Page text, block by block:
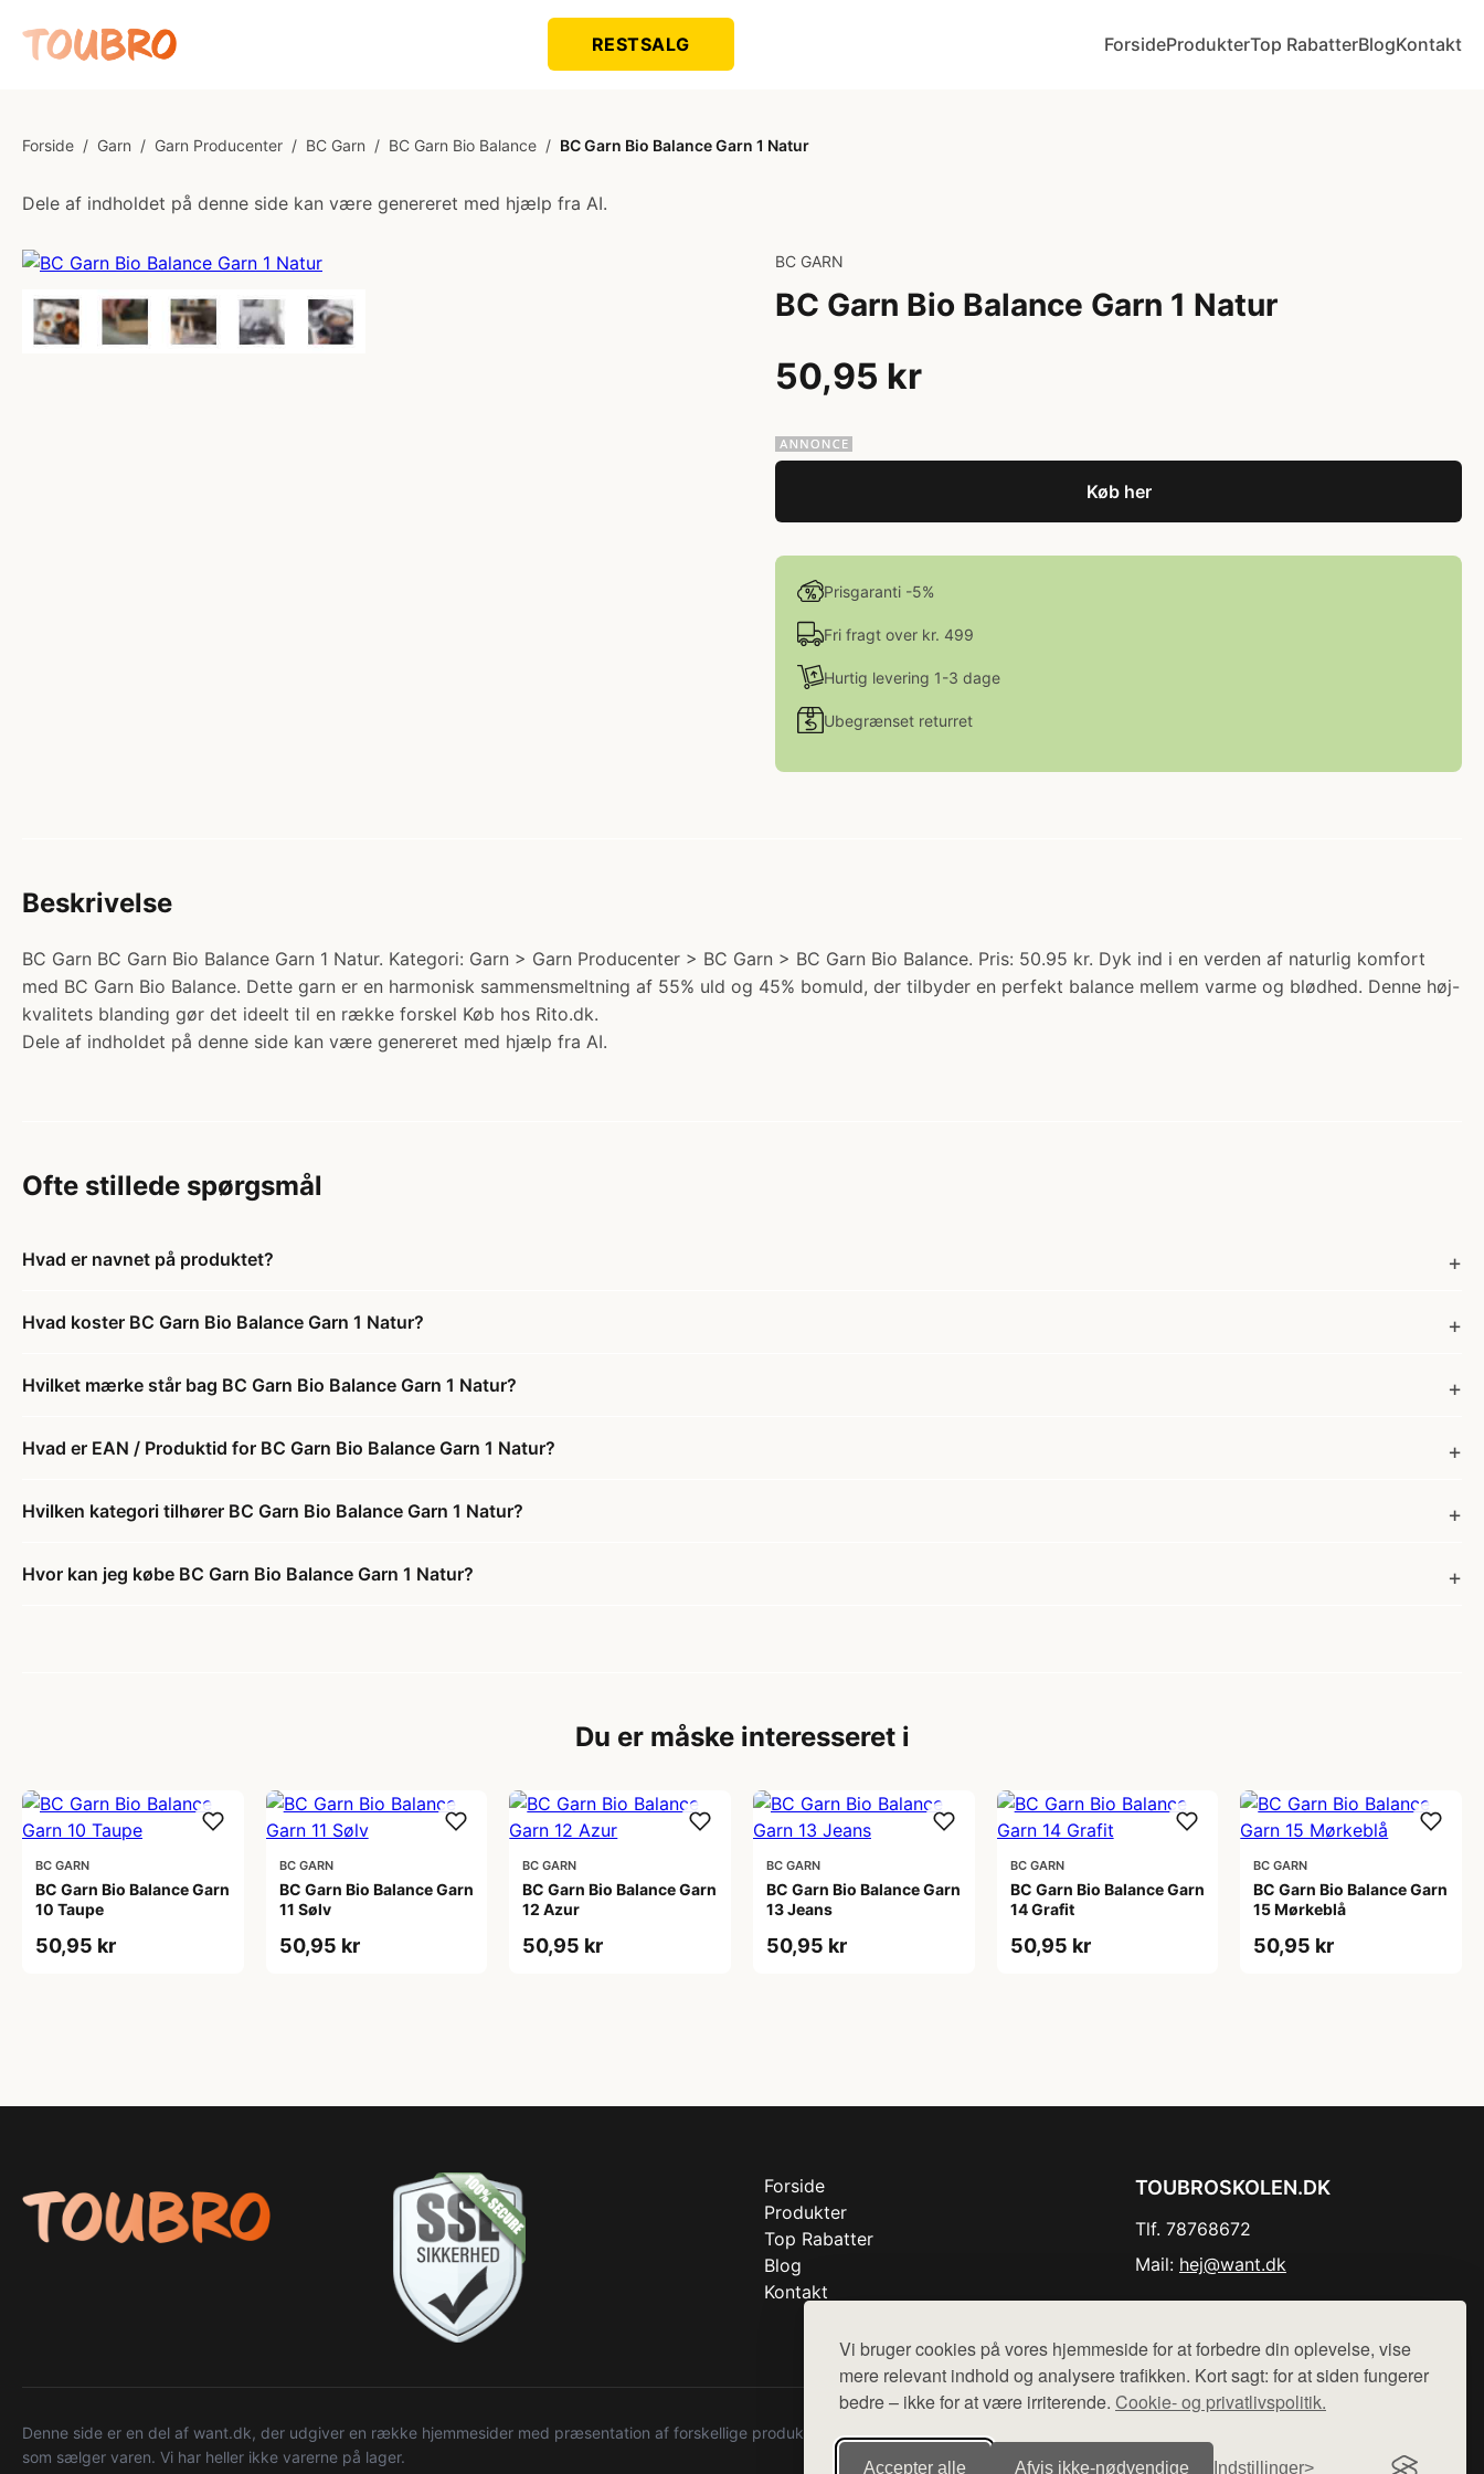
Vi bruger cookies på vores hjemmeside for at forbedre din oplevelse, vise
mere relevant indhold og analysere trafikken. Kort sagt: for at siden fungerer
bedre – ikke for at være irriterende. Cookie- og privatlivspolitik.
Accepter alle Afvis ikke‑nødvendige Indstillinger
RESTSALG ForsideProdukterTop RabatterBlogKontakt
Forside / Garn / Garn Producenter / BC Garn / BC Garn Bio Balance / BC Garn Bio Balance Garn 1 Natur
Dele af indholdet på denne side kan være genereret med hjælp fra AI.
BC GARN
BC Garn Bio Balance Garn 1 Natur
50,95 kr
Køb her
Prisgaranti -5%
Fri fragt over kr. 499
Hurtig levering 1-3 dage
Ubegrænset returret
Beskrivelse
BC Garn BC Garn Bio Balance Garn 1 Natur. Kategori: Garn > Garn Producenter > BC Garn > BC Garn Bio Balance. Pris: 50.95 kr. Dyk ind i en verden af naturlig komfort
med BC Garn Bio Balance. Dette garn er en harmonisk sammensmeltning af 55% uld og 45% bomuld, der tilbyder en perfekt balance mellem varme og blødhed. Denne høj-
kvalitets blanding gør det ideelt til en række forskel Køb hos Rito.dk.
Dele af indholdet på denne side kan være genereret med hjælp fra AI.
Ofte stillede spørgsmål
Hvad er navnet på produktet?
Hvad koster BC Garn Bio Balance Garn 1 Natur?
Hvilket mærke står bag BC Garn Bio Balance Garn 1 Natur?
Hvad er EAN / Produktid for BC Garn Bio Balance Garn 1 Natur?
Hvilken kategori tilhører BC Garn Bio Balance Garn 1 Natur?
Hvor kan jeg købe BC Garn Bio Balance Garn 1 Natur?
Du er måske interesseret i
BC GARN
BC Garn Bio Balance Garn
10 Taupe
50,95 kr
BC GARN
BC Garn Bio Balance Garn
11 Sølv
50,95 kr
BC GARN
BC Garn Bio Balance Garn
12 Azur
50,95 kr
BC GARN
BC Garn Bio Balance Garn
13 Jeans
50,95 kr
BC GARN
BC Garn Bio Balance Garn
14 Grafit
50,95 kr
BC GARN
BC Garn Bio Balance Garn
15 Mørkeblå
50,95 kr
Forside
Produkter
Top Rabatter
Blog
Kontakt
TOUBROSKOLEN.DK
Tlf. 78768672
Mail: hej@want.dk
Denne side er en del af want.dk, der udgiver en række hjemmesider med præsentation af forskellige produkter fra diverse webshops. Der sælges ikke varer fra denne side - vi henviser til de shops,
som sælger varen. Vi har heller ikke varerne på lager.